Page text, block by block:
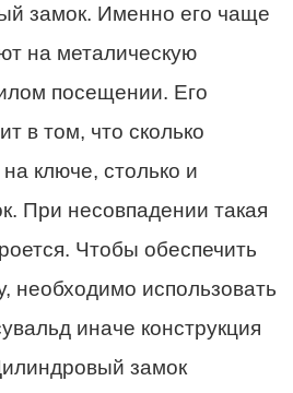
замок. Именно его чаще
на металическую
посещении. Его
в том, что сколько
ключе, столько и
При несовпадении такая
Чтобы обеспечить
необходимо использовать
иначе конструкция
замок